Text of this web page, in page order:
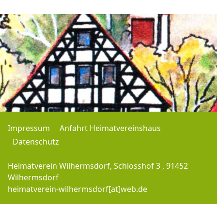
Impressum
Anfahrt Heimatvereinshaus
Datenschutz
Heimatverein Wilhermsdorf, Schlosshof 3 , 91452
Wilhermsdorf
heimatverein-wilhermsdorf[at]web.de